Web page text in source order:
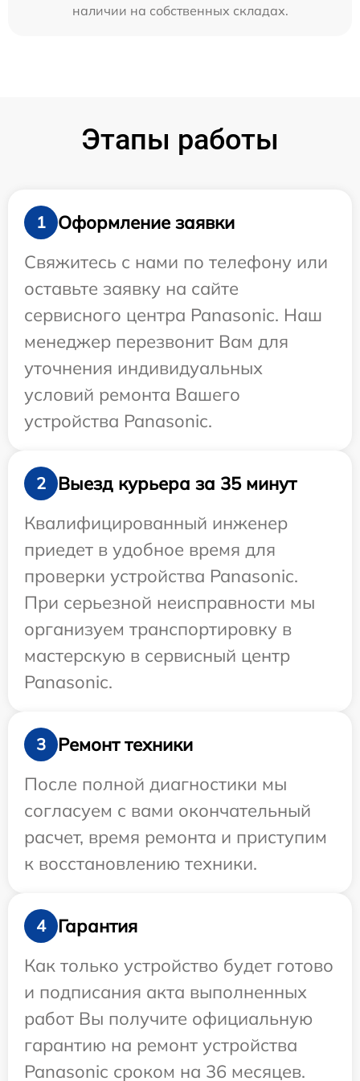
наличии на собственных складах.
Этапы работы
1
Оформление заявки
Свяжитесь с нами по телефону или
оставьте заявку на сайте
сервисного центра Panasonic. Наш
менеджер перезвонит Вам для
уточнения индивидуальных
условий ремонта Вашего
устройства Panasonic.
2
Выезд курьера за 35 минут
Квалифицированный инженер
приедет в удобное время для
проверки устройства Panasonic.
При серьезной неисправности мы
организуем транспортировку в
мастерскую в сервисный центр
Panasonic.
3
Ремонт техники
После полной диагностики мы
согласуем с вами окончательный
расчет, время ремонта и приступим
к восстановлению техники.
4
Гарантия
Как только устройство будет готово
и подписания акта выполненных
работ Вы получите официальную
гарантию на ремонт устройства
Panasonic сроком на 36 месяцев.